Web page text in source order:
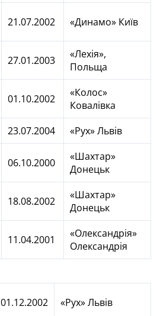
21.07.2002 «Динамо» Київ
27.01.2003
«Лехія»,
Польща
01.10.2002
«Колос»
Ковалівка
23.07.2004
«Рух» Львів
06.10.2000
«Шахтар»
Донецьк
18.08.2002
«Шахтар»
Донецьк
11.04.2001
«Олександрія»
Олександрія
01.12.2002 «Рух» Львів